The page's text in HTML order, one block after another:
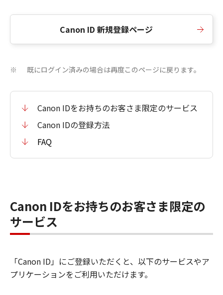
Canon ID 新規登録ページ
※ 既にログイン済みの場合は再度このページに戻ります。
Canon IDをお持ちのお客さま限定のサービス
Canon IDの登録方法
FAQ
Canon IDをお持ちのお客さま限定の
サービス
「Canon ID」にご登録いただくと、以下のサービスやア
プリケーションをご利用いただけます。